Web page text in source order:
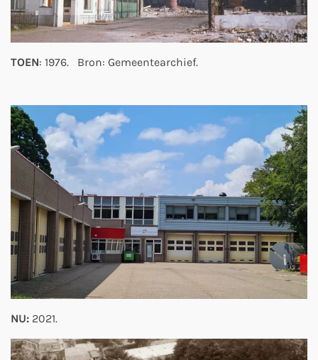
TOEN: 1976. Bron: Gemeentearchief.
NU: 2021.